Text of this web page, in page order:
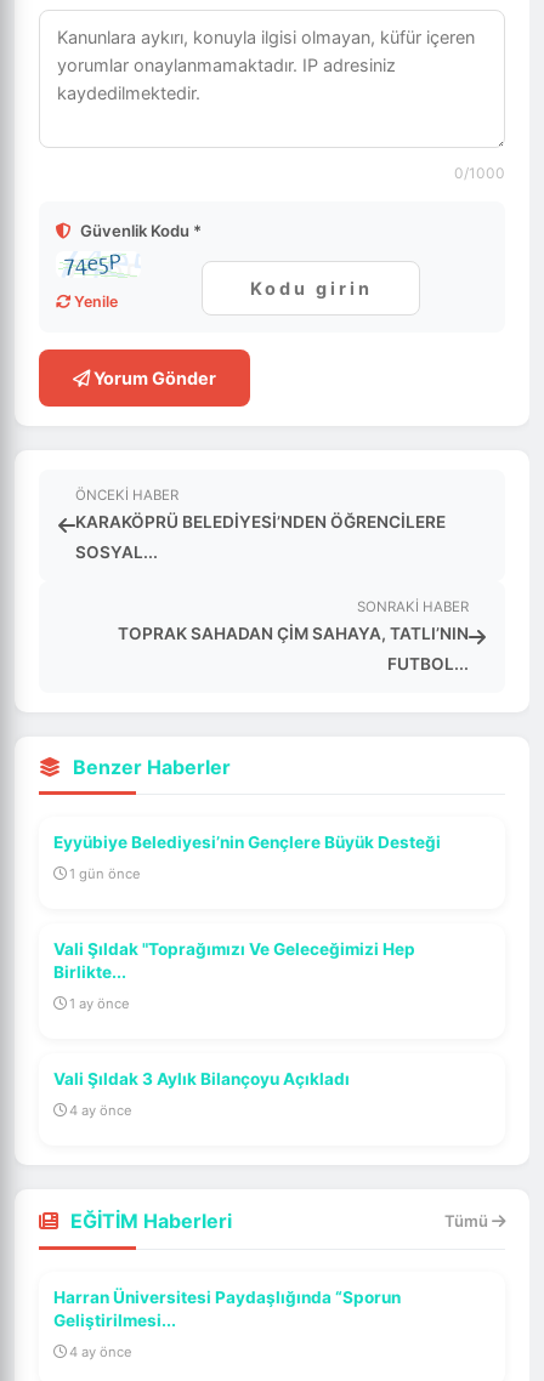
0/1000
Güvenlik Kodu *
Yenile
Yorum Gönder
ÖNCEKI HABER
KARAKÖPRÜ BELEDİYESİ’NDEN ÖĞRENCİLERE
SOSYAL...
SONRAKI HABER
TOPRAK SAHADAN ÇİM SAHAYA, TATLI’NIN
FUTBOL...
Benzer Haberler
Eyyübiye Belediyesi’nin Gençlere Büyük Desteği
1 gün önce
Vali Şıldak "Toprağımızı Ve Geleceğimizi Hep
Birlikte...
1 ay önce
Vali Şıldak 3 Aylık Bilançoyu Açıkladı
4 ay önce
EĞİTİM Haberleri Tümü
Harran Üniversitesi Paydaşlığında “Sporun
Geliştirilmesi...
4 ay önce